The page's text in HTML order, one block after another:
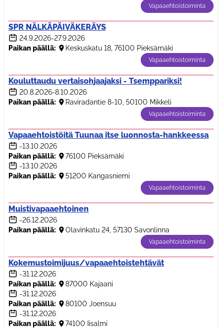
Vapaaehtoistoiminta
SPR NÄLKÄPÄIVÄKERÄYS
24.9.2026-27.9.2026
Paikan päällä:
Keskuskatu 18, 76100 Pieksämäki
Vapaaehtoistoiminta
Kouluttaudu vertaisohjaajaksi - Tsemppariksi!
20.8.2026-8.10.2026
Paikan päällä:
Raviradantie 8-10, 50100 Mikkeli
Vapaaehtoistoiminta
Vapaaehtoistöitä Tuunaa itse luonnosta-hankkeessa
-13.10.2026
Paikan päällä:
76100 Pieksämäki
-13.10.2026
Paikan päällä:
51200 Kangasniemi
Vapaaehtoistoiminta
Muistivapaaehtoinen
-26.12.2026
Paikan päällä:
Olavinkatu 24, 57130 Savonlinna
Vapaaehtoistoiminta
Kokemustoimijuus/vapaaehtoistehtävät
-31.12.2026
Paikan päällä:
87000 Kajaani
-31.12.2026
Paikan päällä:
80100 Joensuu
-31.12.2026
Paikan päällä:
74100 Iisalmi